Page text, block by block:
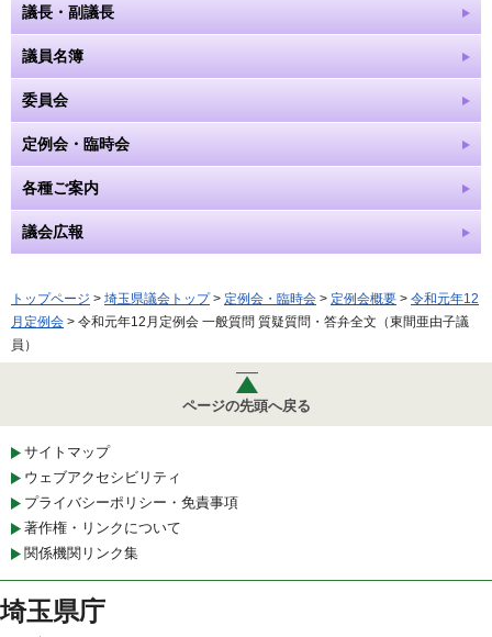
議長・副議長
議員名簿
委員会
定例会・臨時会
各種ご案内
議会広報
トップページ > 埼玉県議会トップ> 定例会・臨時会 > 定例会概要 > 令和元年12
月定例会 > 令和元年12月定例会 一般質問 質疑質問・答弁全文（東間亜由子議
員）
ページの先頭へ戻る
サイトマップ
ウェブアクセシビリティ
プライバシーポリシー・免責事項
著作権・リンクについて
関係機関リンク集
埼玉県庁